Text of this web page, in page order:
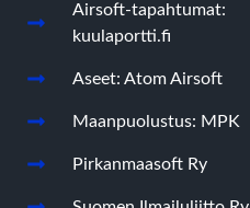
Airsoft-tapahtumat:
kuulaportti.fi
Aseet: Atom Airsoft
Maanpuolustus: MPK
Pirkanmaasoft Ry